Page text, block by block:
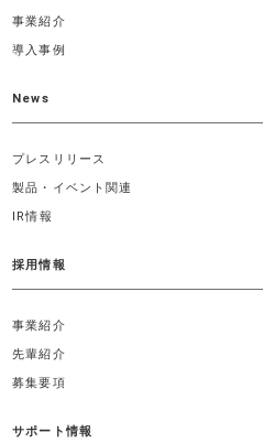
事業紹介
導入事例
News
プレスリリース
製品・イベント関連
IR情報
採用情報
事業紹介
先輩紹介
募集要項
サポート情報